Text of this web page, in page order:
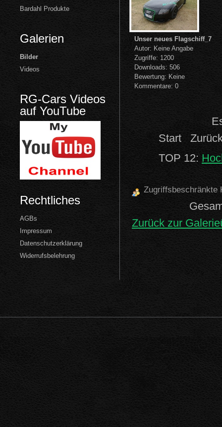
Bardahl Produkte
Galerien
Bilder
Videos
RG-Cars Videos
auf YouTube
Rechtliches
AGBs
Impressum
Datenschutzerklärung
Widerrufsbelehrung
Unser neues Flagschiff_7
Autor: Keine Angabe
Zugriffe: 1200
Downloads: 506
Bewertung: Keine
Kommentare: 0
Start
TOP 12:
Zugriffsbeschränkte
Zurück zur